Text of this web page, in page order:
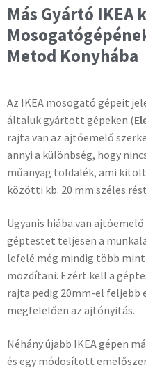
Más Gyártó
Metod Konyhába
Az IKEA mosogató gépeit
általuk gyártott gépeken (
rajta van az ajtóemelő
annyi a különbség, hogy
műanyag toldalék, ami
közötti kb. 20 mm széles
Ugyanis hiába van
géptestet teljesen a
lefelé még mindig több
mozdítani. Ezért kell a
rajta pedig 20mm-el feljebb
megfelelően az ajtónyitás.
Néhány újabb IKEA gépen
és egy módosított